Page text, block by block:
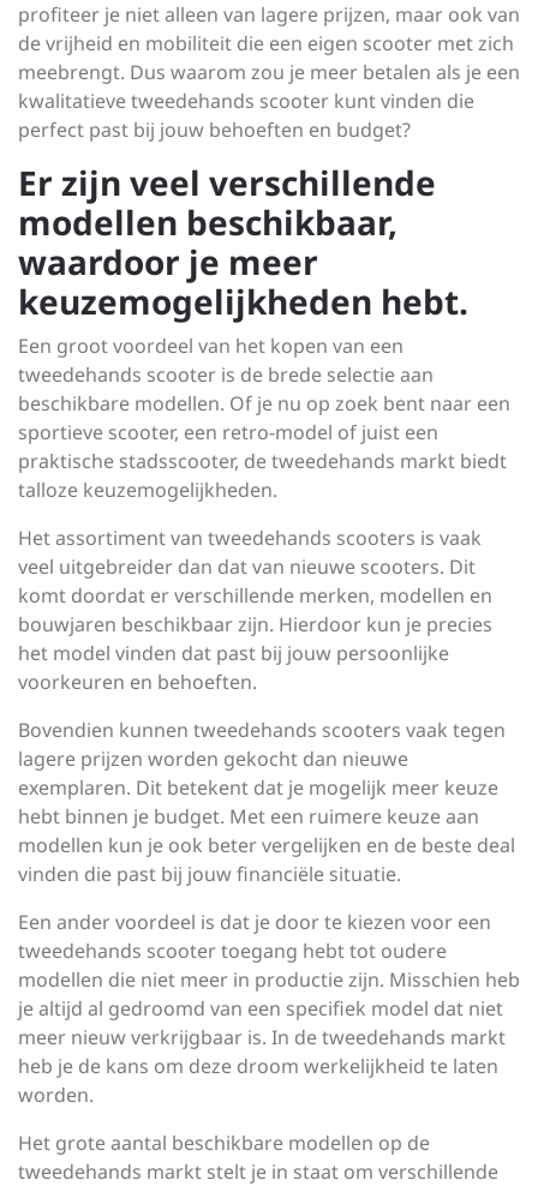
profiteer je niet alleen van lagere prijzen, maar ook van
de vrijheid en mobiliteit die een eigen scooter met zich
meebrengt. Dus waarom zou je meer betalen als je een
kwalitatieve tweedehands scooter kunt vinden die
perfect past bij jouw behoeften en budget?
Er zijn veel verschillende
modellen beschikbaar,
waardoor je meer
keuzemogelijkheden hebt.
Een groot voordeel van het kopen van een
tweedehands scooter is de brede selectie aan
beschikbare modellen. Of je nu op zoek bent naar een
sportieve scooter, een retro-model of juist een
praktische stadsscooter, de tweedehands markt biedt
talloze keuzemogelijkheden.
Het assortiment van tweedehands scooters is vaak
veel uitgebreider dan dat van nieuwe scooters. Dit
komt doordat er verschillende merken, modellen en
bouwjaren beschikbaar zijn. Hierdoor kun je precies
het model vinden dat past bij jouw persoonlijke
voorkeuren en behoeften.
Bovendien kunnen tweedehands scooters vaak tegen
lagere prijzen worden gekocht dan nieuwe
exemplaren. Dit betekent dat je mogelijk meer keuze
hebt binnen je budget. Met een ruimere keuze aan
modellen kun je ook beter vergelijken en de beste deal
vinden die past bij jouw financiële situatie.
Een ander voordeel is dat je door te kiezen voor een
tweedehands scooter toegang hebt tot oudere
modellen die niet meer in productie zijn. Misschien heb
je altijd al gedroomd van een specifiek model dat niet
meer nieuw verkrijgbaar is. In de tweedehands markt
heb je de kans om deze droom werkelijkheid te laten
worden.
Het grote aantal beschikbare modellen op de
tweedehands markt stelt je in staat om verschillende